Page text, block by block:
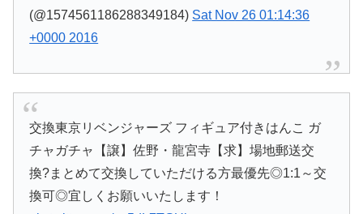
(@1574561186288349184) Sat Nov 26 01:14:36
+0000 2016
交換東京リベンジャーズ フィギュア付きはんこ ガ
チャガチャ【譲】佐野・龍宮寺【求】場地郵送交
換?まとめて交換していただける方最優先◎1:1～交
換可◎宜しくお願いいたします！